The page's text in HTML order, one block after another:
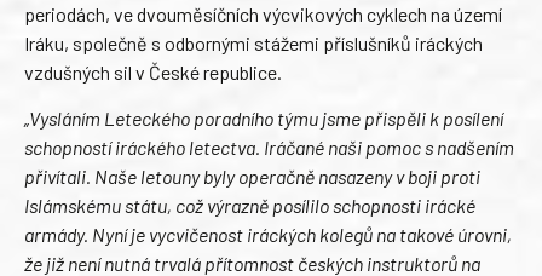
periodách, ve dvouměsíčních výcvikových cyklech na území
Iráku, společně s odbornými stážemi příslušníků iráckých
vzdušných sil v České republice.
„Vysláním Leteckého poradního týmu jsme přispěli k posílení
schopností iráckého letectva. Iráčané naši pomoc s nadšením
přivítali. Naše letouny byly operačně nasazeny v boji proti
Islámskému státu, což výrazně posílilo schopnosti irácké
armády. Nyní je vycvičenost iráckých kolegů na takové úrovni,
že již není nutná trvalá přítomnost českých instruktorů na